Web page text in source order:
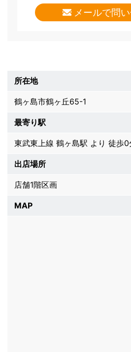
メールで問
所在地
鶴ヶ島市鶴ヶ丘65-1
最寄り駅
東武東上線 鶴ヶ島駅 より 徒歩0
出店場所
店舗1階区画
MAP